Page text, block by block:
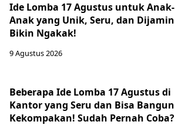
Ide Lomba 17 Agustus untuk Anak-
Anak yang Unik, Seru, dan Dijamin
Bikin Ngakak!
9 Agustus 2026
Beberapa Ide Lomba 17 Agustus di
Kantor yang Seru dan Bisa Bangun
Kekompakan! Sudah Pernah Coba?